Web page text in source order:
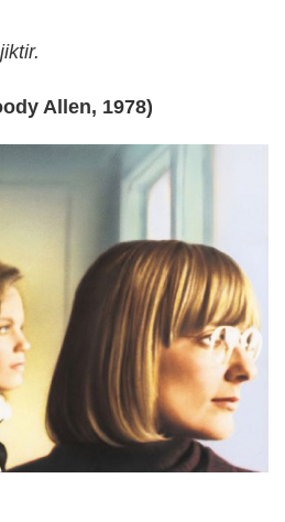
Allen, 1978)